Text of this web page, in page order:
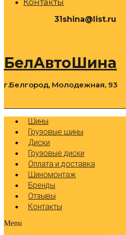
Контакты
31shina@list.ru
БелАвтоШина
г.Белгород, Молодежная, 93
Шины
Грузовые шины
Диски
Грузовые диски
Оплата и доставка
Шиномонтаж
Бренды
Отзывы
Контакты
Menu